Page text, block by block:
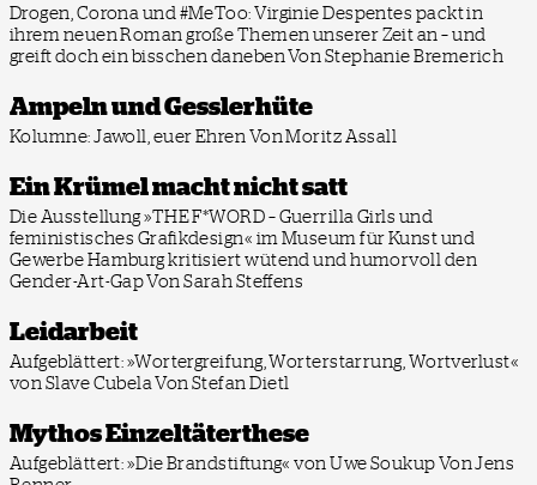
Drogen, Corona und #MeToo: Virginie Despentes packt in
ihrem neuen Roman große Themen unserer Zeit an – und
greift doch ein bisschen danebenVon Stephanie Bremerich
Ampeln und Gesslerhüte
Kolumne: Jawoll, euer Ehren Von Moritz Assall
Ein Krümel macht nicht satt
Die Ausstellung »THE F*WORD – Guerrilla Girls und
feministisches Grafikdesign« im Museum für Kunst und
Gewerbe Hamburg kritisiert wütend und humorvoll den
Gender-Art-GapVon Sarah Steffens
Leidarbeit
Aufgeblättert: »Wortergreifung, Worterstarrung, Wortverlust«
von Slave CubelaVon Stefan Dietl
Mythos Einzeltäterthese
Aufgeblättert: »Die Brandstiftung« von Uwe SoukupVon Jens